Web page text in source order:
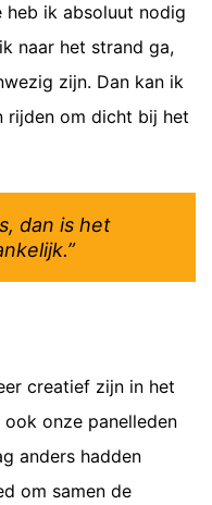
heb ik absoluut nodig
naar het strand ga,
zijn. Dan kan ik
rijden om dicht bij het
dan is het
creatief zijn in het
onze panelleden
anders hadden
om samen de